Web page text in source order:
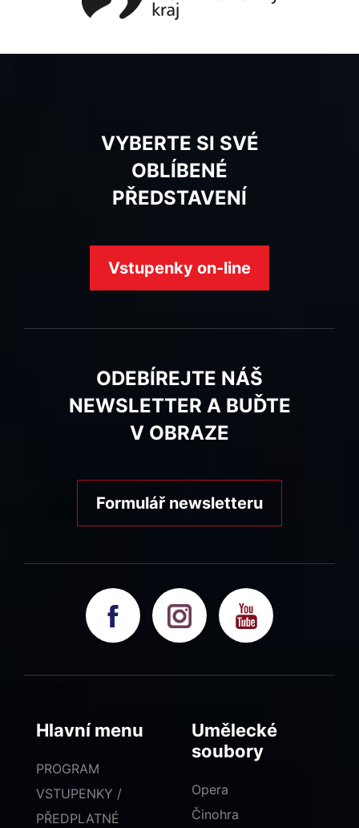
VYBERTE SI SVÉ
OBLÍBENÉ
PŘEDSTAVENÍ
Vstupenky on-line
ODEBÍREJTE NÁŠ
NEWSLETTER A BUĎTE
V OBRAZE
Formulář newsletteru
Hlavní menu
PROGRAM
VSTUPENKY /
PŘEDPLATNÉ
Umělecké
soubory
Opera
Činohra